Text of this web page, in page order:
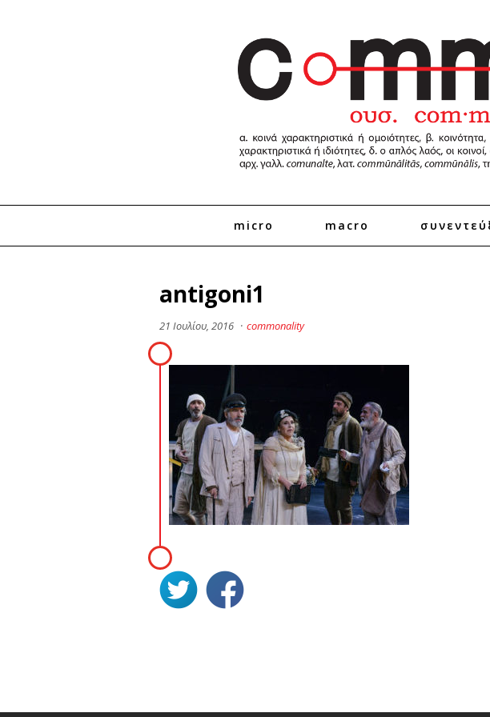
micro macro
antigoni1
21 Ιουλίου, 2016 · commonality